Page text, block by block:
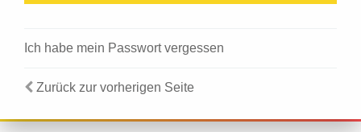
Ich habe mein Passwort vergessen
Zurück zur vorherigen Seite